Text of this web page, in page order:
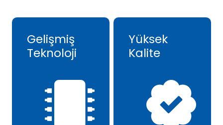
Gelişmiş
Teknoloji
Yüksek
Kalite